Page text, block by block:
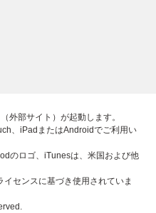
外部サイト）が起動します。
、iPadまたはAndroidでご利用い
のロゴ、iTunesは、米国および他
センスに基づき使用されていま